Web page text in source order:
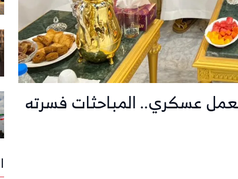
عسكري.. المباحثات فسرته